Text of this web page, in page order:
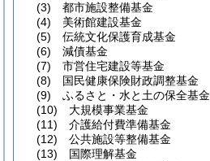
(3) 都市施設整備基金
(4) 美術館建設基金
(5) 伝統文化保護育成基金
(6) 減債基金
(7) 市営住宅建設等基金
(8) 国民健康保険財政調整基金
(9) ふるさと・水と土の保全基金
(10) 大規模事業基金
(11) 介護給付費準備基金
(12) 公共施設等整備基金
(13) 国際理解基金